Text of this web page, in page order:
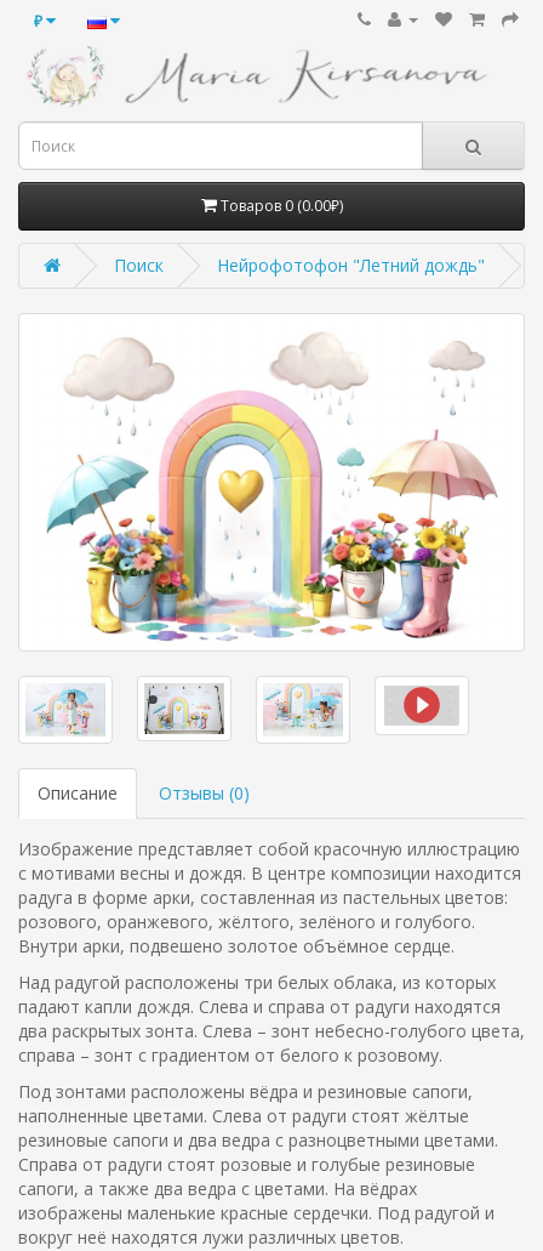
₽
Товаров 0 (0.00₽)
Поиск Нейрофотофон "Летний дождь"
Описание Отзывы (0)
Изображение представляет собой красочную иллюстрацию
с мотивами весны и дождя. В центре композиции находится
радуга в форме арки, составленная из пастельных цветов:
розового, оранжевого, жёлтого, зелёного и голубого.
Внутри арки, подвешено золотое объёмное сердце.
Над радугой расположены три белых облака, из которых
падают капли дождя. Слева и справа от радуги находятся
два раскрытых зонта. Слева – зонт небесно-голубого цвета,
справа – зонт с градиентом от белого к розовому.
Под зонтами расположены вёдра и резиновые сапоги,
наполненные цветами. Слева от радуги стоят жёлтые
резиновые сапоги и два ведра с разноцветными цветами.
Справа от радуги стоят розовые и голубые резиновые
сапоги, а также два ведра с цветами. На вёдрах
изображены маленькие красные сердечки. Под радугой и
вокруг неё находятся лужи различных цветов.